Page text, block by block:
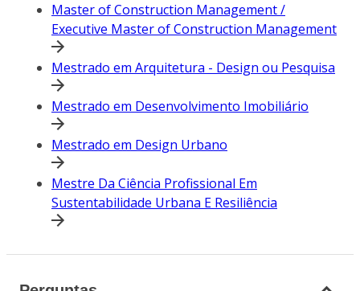
Master of Construction Management /
Executive Master of Construction Management
Mestrado em Arquitetura - Design ou Pesquisa
Mestrado em Desenvolvimento Imobiliário
Mestrado em Design Urbano
Mestre Da Ciência Profissional Em
Sustentabilidade Urbana E Resiliência